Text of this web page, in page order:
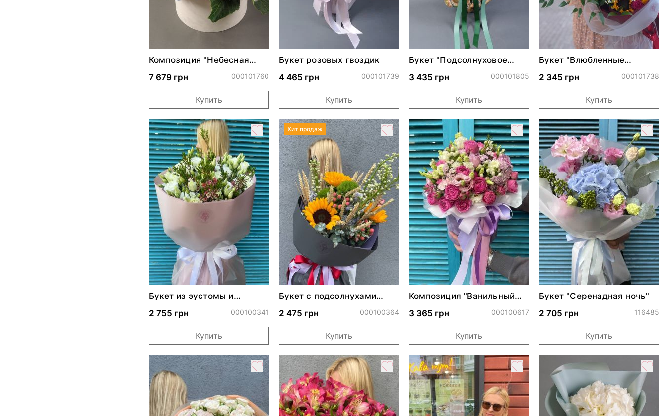
Композиция "Небесная
7 679 грн
000101760
Купить
Букет розовых гвоздик
4 465 грн
000101739
Купить
Букет "Подсолнуховое
3 435 грн
000101805
Купить
Букет "Влюбленные
2 345 грн
000101738
Купить
Букет из эустомы и
2 755 грн
000100341
Купить
Хит продаж
Букет с подсолнухами
2 475 грн
000100364
Купить
Композиция "Ванильный
3 365 грн
000100617
Купить
Букет "Серенадная ночь"
2 705 грн
116485
Купить